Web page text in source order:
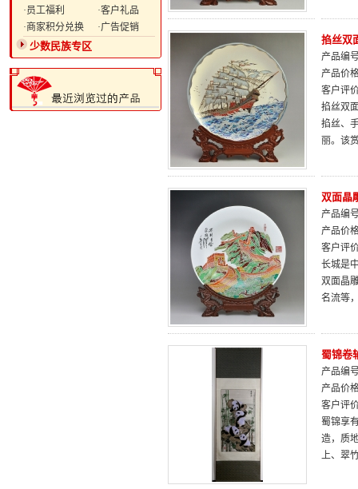
·员工福利
·客户礼品
·商家积分兑换
·广告促销
少数民族专区
掐丝双
产品编
产品价
客户评
掐丝双
掐丝、
丽。该
双面晶
产品编
产品价
客户评
长城是
双面晶
名流等
蜀锦卷
产品编
产品价
客户评
蜀锦享
造，质
上、翠